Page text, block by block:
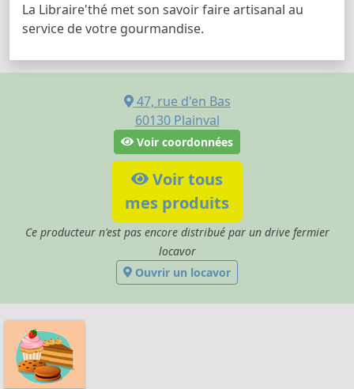
La Libraire'thé met son savoir faire artisanal au
service de votre gourmandise.
47, rue d'en Bas
60130 Plainval
Voir coordonnées
Voir tous
mes produits
Ce producteur n'est pas encore distribué par un drive fermier
locavor
Ouvrir un locavor